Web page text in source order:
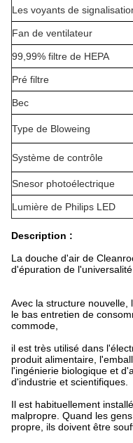
Les voyants de
Fan de ventilateur
99,99% filtre de HEPA
Pré filtre
Bec
Type de Bloweing
Système de contrôle
Snesor photoélectrique
Lumière de Philips LED
Description :
La douche d'air de
d'épuration de l'universalité
Avec la structure nouvelle,
le bas entretien de
commode,
il est très utilisé dans
produit alimentaire,
l'ingénierie biologique et
d'industrie et scientifiques.
Il est habituellement
malpropre. Quand les
propre, ils doivent être